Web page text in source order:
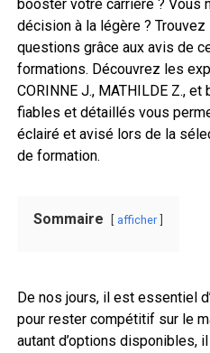
booster votre carrière ? Vous
décision à la légère ?
questions grâce aux avis de
formations. Découvrez les
CORINNE J., MATHILDE Z., et
fiables et détaillés vous
éclairé et avisé lors de la
de formation.
Sommaire afficher
De nos jours, il est essentiel
pour rester compétitif sur le
autant d’options disponibles,